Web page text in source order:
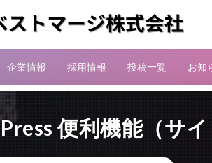
企業情報 採用情報 投稿一覧 お知
便利機能（サイ